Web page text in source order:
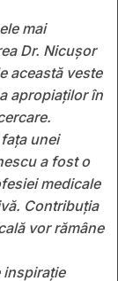
mai
Dr. Nicușor
această veste
apropiaților în
unei
a fost o
medicale
Contribuția
vor rămâne
inspirație